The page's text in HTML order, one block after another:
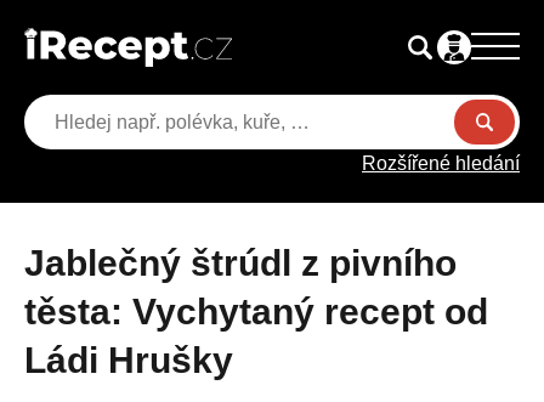
Rozšířené hledání
Jablečný štrúdl z pivního
těsta: Vychytaný recept od
Ládi Hrušky